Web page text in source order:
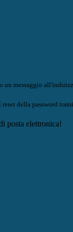
un messaggio
della password
posta elettronica!